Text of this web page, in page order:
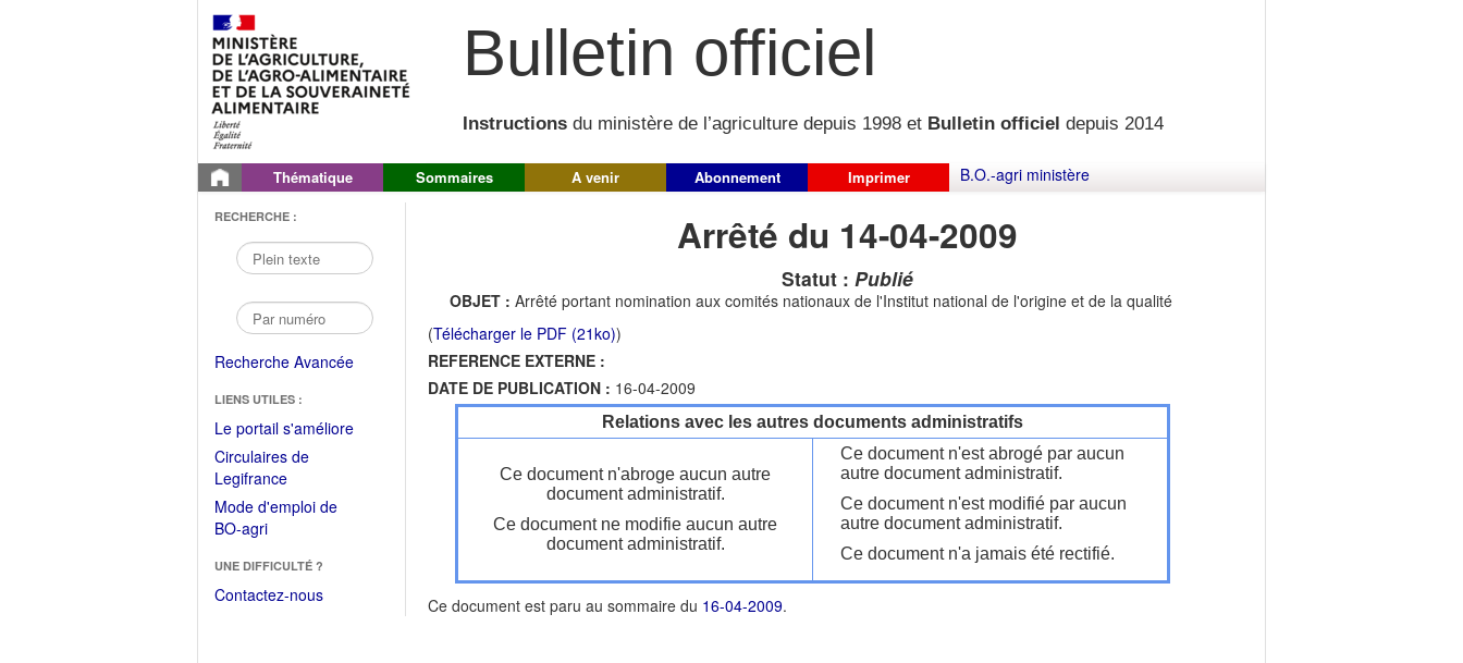
Bulletin officiel
Instructions du ministère de l’agriculture depuis 1998 et Bulletin officiel depuis 2014
Thématique Sommaires A venir Abonnement Imprimer B.O.-agri ministère
RECHERCHE :
Recherche Avancée
LIENS UTILES :
Le portail s'améliore(Fichier
Circulaires de
Legifrance(Ouvrir
dans
une
fenêtre)
Mode d'emploi de
BO-agri(Ouvrir
une
nouvelle
UNE DIFFICULTÉ ?
Contactez-nous
Arrêté du 14-04-2009
Statut : Publié
OBJET : Arrêté portant nomination aux comités nationaux de l'Institut national de l'origine et de la qualité
(Télécharger le PDF (21ko))
REFERENCE EXTERNE :
DATE DE PUBLICATION : 16-04-2009
Relations avec les autres documents administratifs
Ce document n'abroge aucun autre
document administratif.
Ce document ne modifie aucun autre
document administratif.
Ce document n'est abrogé par aucun
autre document administratif.
Ce document n'est modifié par aucun
autre document administratif.
Ce document n'a jamais été rectifié.
Ce document est paru au sommaire du 16-04-2009.